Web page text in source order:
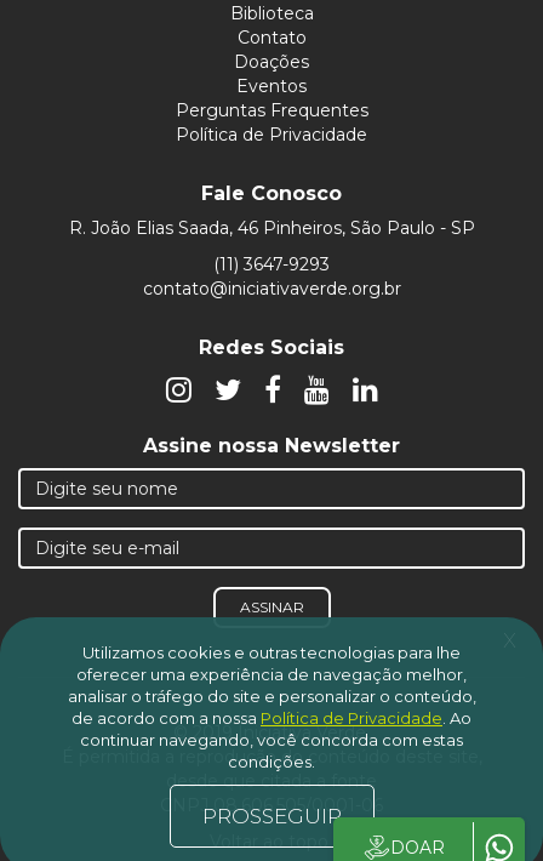
Biblioteca
Contato
Doações
Eventos
Perguntas Frequentes
Política de Privacidade
Fale Conosco
R. João Elias Saada, 46 Pinheiros, São Paulo - SP
(11) 3647-9293
contato@iniciativaverde.org.br
Redes Sociais
Assine nossa Newsletter
ASSINAR
© 2019 Iniciativa Verde.
É permitida a reprodução do conteúdo deste site,
desde que citada a fonte
CNPJ 08.606.505/0001-06
x
Utilizamos cookies e outras tecnologias para lhe
oferecer uma experiência de navegação melhor,
analisar o tráfego do site e personalizar o conteúdo,
de acordo com a nossa Política de Privacidade Ao
continuar navegando, você concorda com estas
condições.
PROSSEGUIR
DOAR